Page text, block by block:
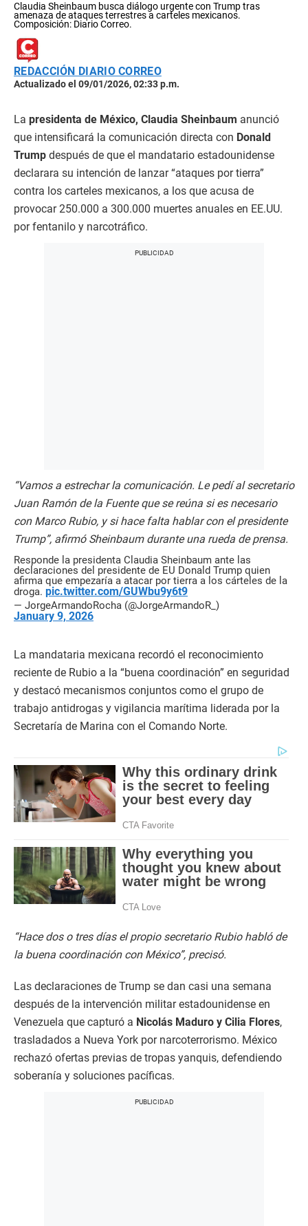
Claudia Sheinbaum busca diálogo urgente con Trump tras
amenaza de ataques terrestres a carteles mexicanos.
Composición: Diario Correo.
REDACCIÓN DIARIO CORREO
Actualizado el 09/01/2026, 02:33 p.m.
La presidenta de México, Claudia Sheinbaum anunció
que intensificará la comunicación directa con Donald
Trump después de que el mandatario estadounidense
declarara su intención de lanzar “ataques por tierra”
contra los carteles mexicanos, a los que acusa de
provocar 250.000 a 300.000 muertes anuales en EE.UU.
por fentanilo y narcotráfico.​
“Vamos a estrechar la comunicación. Le pedí al secretario
Juan Ramón de la Fuente que se reúna si es necesario
con Marco Rubio, y si hace falta hablar con el presidente
Trump”, afirmó Sheinbaum durante una rueda de prensa.​
Responde la presidenta Claudia Sheinbaum ante las
declaraciones del presidente de EU Donald Trump quien
afirma que empezaría a atacar por tierra a los cárteles de la
droga. pic.twitter.com/GUWbu9y6t9
— JorgeArmandoRocha (@JorgeArmandoR_)
January 9, 2026
La mandataria mexicana recordó el reconocimiento
reciente de Rubio a la “buena coordinación” en seguridad
y destacó mecanismos conjuntos como el grupo de
trabajo antidrogas y vigilancia marítima liderada por la
Secretaría de Marina con el Comando Norte.
“Hace dos o tres días el propio secretario Rubio habló de
la buena coordinación con México”, precisó.​
Las declaraciones de Trump se dan casi una semana
después de la intervención militar estadounidense en
Venezuela que capturó a Nicolás Maduro y Cilia Flores,
trasladados a Nueva York por narcoterrorismo. México
rechazó ofertas previas de tropas yanquis, defendiendo
soberanía y soluciones pacíficas.​